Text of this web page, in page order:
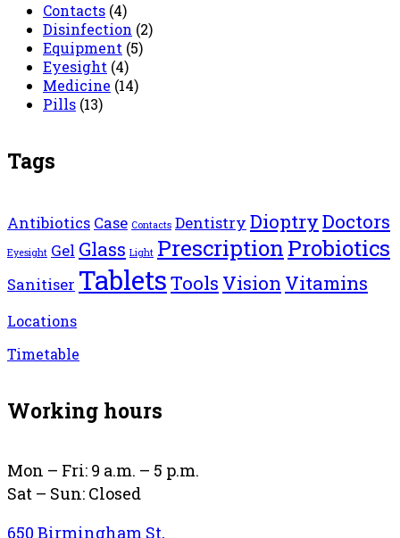
Contacts (4)
Disinfection (2)
Equipment (5)
Eyesight (4)
Medicine (14)
Pills (13)
Tags
Antibiotics Case Contacts Dentistry DioptryDoctors
Eyesight Gel Glass Light PrescriptionProbiotics
Sanitiser TabletsTools Vision Vitamins
Locations
Timetable
Working hours
Mon – Fri: 9 a.m. – 5 p.m.
Sat – Sun: Closed
650 Birmingham St,